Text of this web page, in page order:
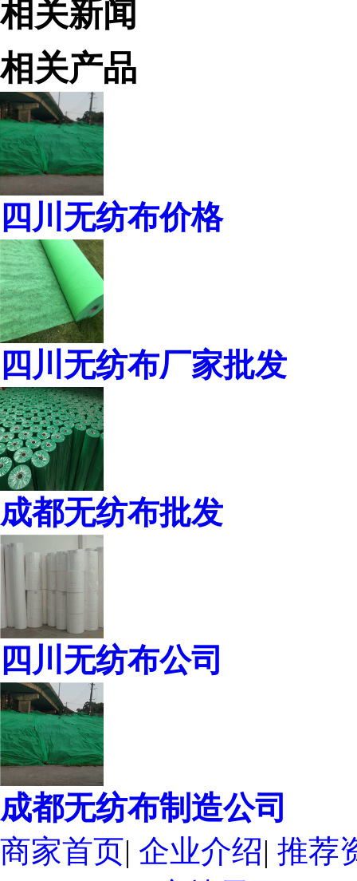
相关新闻
相关产品
四川无纺布价格
四川无纺布厂家批发
成都无纺布批发
四川无纺布公司
成都无纺布制造公司
商家首页| 企业介绍| 推荐